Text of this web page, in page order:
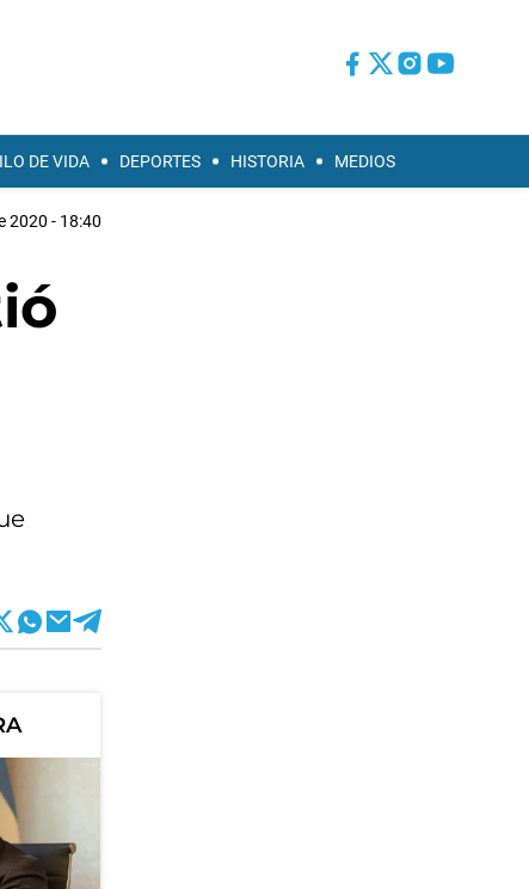
DE VIDA DEPORTES HISTORIA MEDIOS
2020 - 18:40